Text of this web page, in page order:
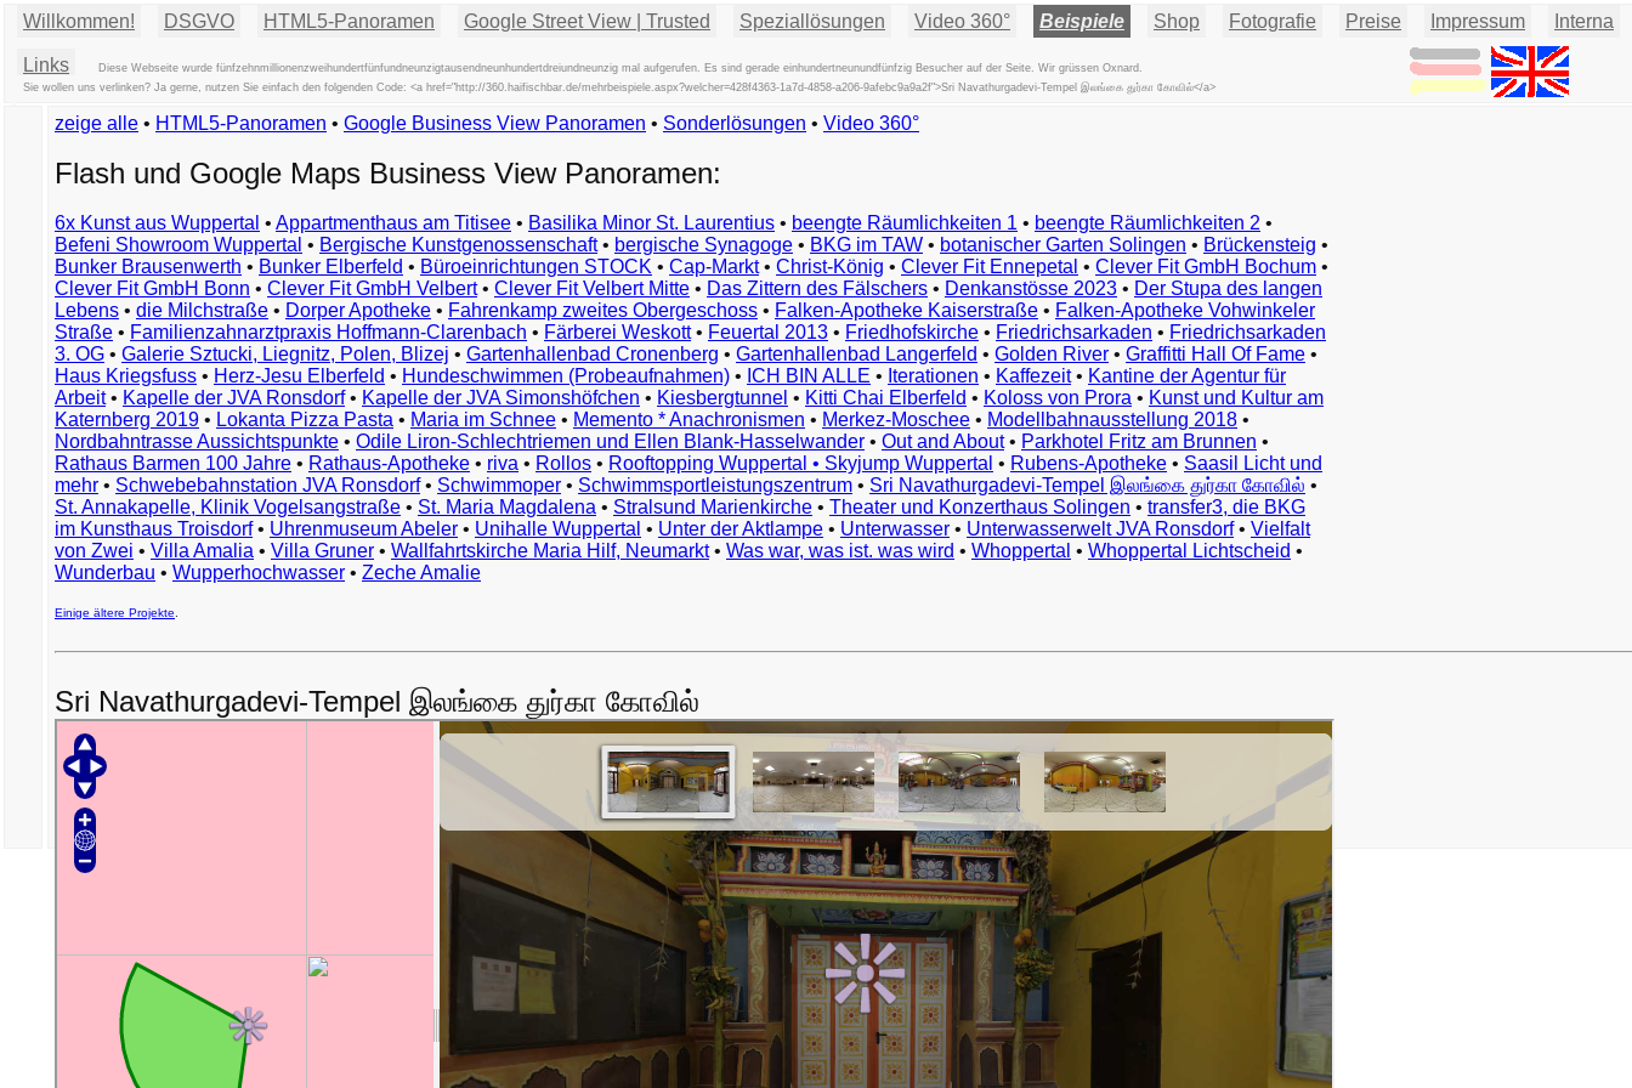
Willkommen! DSGVO HTML5-Panoramen Google Street View | Trusted Speziallösungen Video 360° Beispiele Shop Fotografie Preise Impressum Interna
Links
Diese Webseite wurde fünfzehnmillionenzweihundertfünfundneunzigtausendneunhundertdreiundneunzig mal aufgerufen. Es sind gerade einhundertneunundfünfzig Besucher auf der Seite. Wir grüssen Oxnard.
Sie wollen uns verlinken? Ja gerne, nutzen Sie einfach den folgenden Code: <a href="http://360.haifischbar.de/mehrbeispiele.aspx?welcher=428f4363-1a7d-4858-a206-9afebc9a9a2f">Sri Navathurgadevi-Tempel இலங்கை துர்கா கோவில்</a>
Beispiele
Exemples
Vorbeelden
Przykłady
Ejemplos
Örnekler
Παραδείγματα
Примеры
示
例
例
예
zeige alle • HTML5-Panoramen • Google Business View Panoramen • Sonderlösungen • Video 360°
Flash und Google Maps Business View Panoramen:
6x Kunst aus Wuppertal • Appartmenthaus am Titisee • Basilika Minor St. Laurentius • beengte Räumlichkeiten 1 • beengte Räumlichkeiten 2 •
Befeni Showroom Wuppertal • Bergische Kunstgenossenschaft• bergische Synagoge • BKG im TAW • botanischer Garten Solingen • Brückensteig •
Bunker Brausenwerth • Bunker Elberfeld • Büroeinrichtungen STOCK • Cap-Markt• Christ-König • Clever Fit Ennepetal • Clever Fit GmbH Bochum •
Clever Fit GmbH Bonn • Clever Fit GmbH Velbert• Clever Fit Velbert Mitte • Das Zittern des Fälschers • Denkanstösse 2023 • Der Stupa des langen
Lebens • die Milchstraße • Dorper Apotheke • Fahrenkamp zweites Obergeschoss • Falken-Apotheke Kaiserstraße • Falken-Apotheke Vohwinkeler
Straße • Familienzahnarztpraxis Hoffmann-Clarenbach • Färberei Weskott• Feuertal 2013 • Friedhofskirche • Friedrichsarkaden • Friedrichsarkaden
3. OG • Galerie Sztucki, Liegnitz, Polen, Blizej • Gartenhallenbad Cronenberg • Gartenhallenbad Langerfeld • Golden River • Graffitti Hall Of Fame •
Haus Kriegsfuss • Herz-Jesu Elberfeld • Hundeschwimmen (Probeaufnahmen) • ICH BIN ALLE • Iterationen • Kaffezeit• Kantine der Agentur für
Arbeit• Kapelle der JVA Ronsdorf• Kapelle der JVA Simonshöfchen • Kiesbergtunnel • Kitti Chai Elberfeld • Koloss von Prora • Kunst und Kultur am
Katernberg 2019 • Lokanta Pizza Pasta • Maria im Schnee • Memento * Anachronismen • Merkez-Moschee • Modellbahnausstellung 2018 •
Nordbahntrasse Aussichtspunkte • Odile Liron-Schlechtriemen und Ellen Blank-Hasselwander • Out and About• Parkhotel Fritz am Brunnen •
Rathaus Barmen 100 Jahre • Rathaus-Apotheke • riva • Rollos • Rooftopping Wuppertal • Skyjump Wuppertal • Rubens-Apotheke • Saasil Licht und
mehr • Schwebebahnstation JVA Ronsdorf• Schwimmoper • Schwimmsportleistungszentrum • Sri Navathurgadevi-Tempel இலங்கை துர்கா கோவில் •
St. Annakapelle, Klinik Vogelsangstraße • St. Maria Magdalena • Stralsund Marienkirche • Theater und Konzerthaus Solingen • transfer3, die BKG
im Kunsthaus Troisdorf• Uhrenmuseum Abeler • Unihalle Wuppertal • Unter der Aktlampe • Unterwasser • Unterwasserwelt JVA Ronsdorf• Vielfalt
von Zwei • Villa Amalia • Villa Gruner • Wallfahrtskirche Maria Hilf, Neumarkt• Was war, was ist. was wird • Whoppertal • Whoppertal Lichtscheid •
Wunderbau • Wupperhochwasser • Zeche Amalie
Einige ältere Projekte
Sri Navathurgadevi-Tempel இலங்கை துர்கா கோவில்